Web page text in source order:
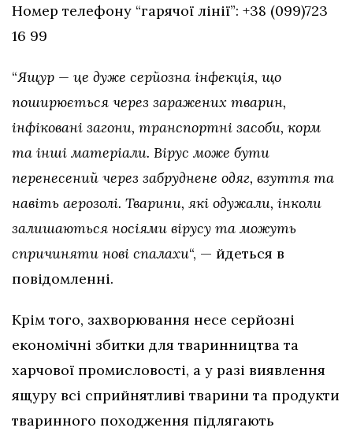
Номер телефону “гарячої лінії”: +38 (099)723
16 99
“Ящур — це дуже серйозна інфекція, що
поширюється через заражених тварин,
інфіковані загони, транспортні засоби, корм
та інші матеріали. Вірус може бути
перенесений через забруднене одяг, взуття та
навіть аерозолі. Тварини, які одужали, інколи
залишаються носіями вірусу та можуть
спричиняти нові спалахи“, — йдеться в
повідомленні.
Крім того, захворювання несе серйозні
економічні збитки для тваринництва та
харчової промисловості, а у разі виявлення
ящуру всі сприйнятливі тварини та продукти
тваринного походження підлягають